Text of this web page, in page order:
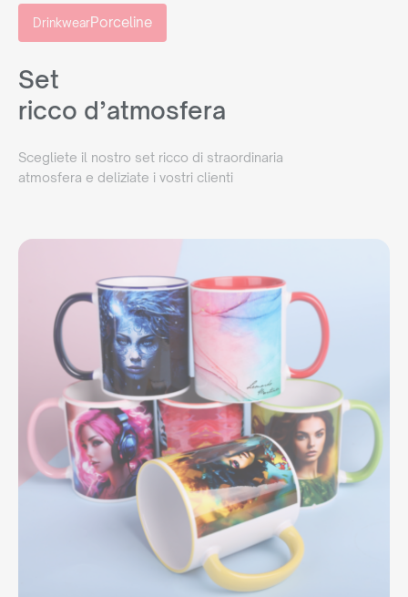
DrinkwearPorceline
Set
ricco d’atmosfera
Scegliete il nostro set ricco di straordinaria
atmosfera e deliziate i vostri clienti
indicheremo il distributore giusto nel tuo paese.